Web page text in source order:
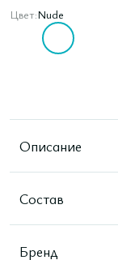
Цвет:Nude
Описание
Состав
Бренд